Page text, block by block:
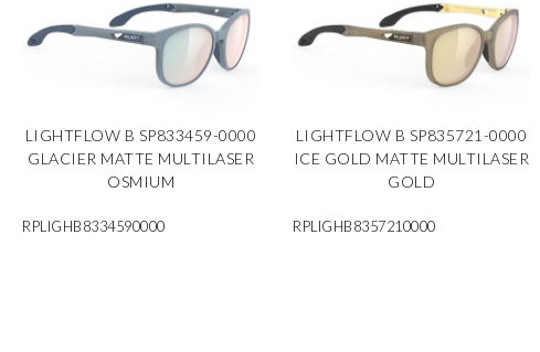
LIGHTFLOW B SP833459-0000
GLACIER MATTE MULTILASER
OSMIUM
RPLIGHB8334590000
LIGHTFLOW B SP835721-0000
ICE GOLD MATTE MULTILASER
GOLD
RPLIGHB8357210000